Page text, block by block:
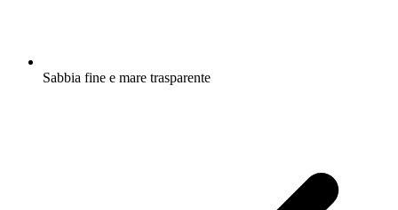
Sabbia fine e mare trasparente